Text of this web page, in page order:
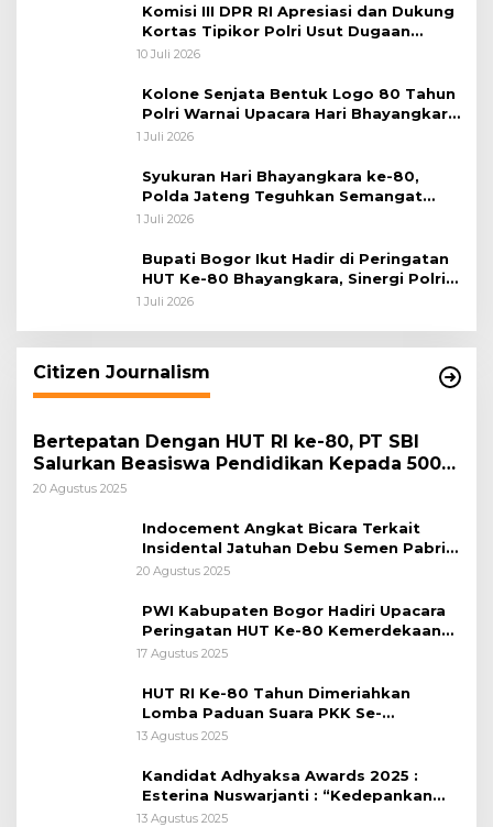
Komisi III DPR RI Apresiasi dan Dukung
Kortas Tipikor Polri Usut Dugaan
Korupsi Batu Bara
10 Juli 2026
Kolone Senjata Bentuk Logo 80 Tahun
Polri Warnai Upacara Hari Bhayangkara
ke-80
1 Juli 2026
Syukuran Hari Bhayangkara ke-80,
Polda Jateng Teguhkan Semangat
Pengabdian dan Pererat Kebersamaan
1 Juli 2026
Bupati Bogor Ikut Hadir di Peringatan
HUT Ke-80 Bhayangkara, Sinergi Polri
dan Pemkab Bogor Jadi Kunci Menjaga
1 Juli 2026
Citizen Journalism
Bertepatan Dengan HUT RI ke-80, PT SBI
Salurkan Beasiswa Pendidikan Kepada 500
Pelajar
20 Agustus 2025
Indocement Angkat Bicara Terkait
Insidental Jatuhan Debu Semen Pabrik
Citeureup
20 Agustus 2025
PWI Kabupaten Bogor Hadiri Upacara
Peringatan HUT Ke-80 Kemerdekaan
RI, di Lapangan Tegar Beriman
17 Agustus 2025
HUT RI Ke-80 Tahun Dimeriahkan
Lomba Paduan Suara PKK Se-
Kabupaten Bogor
13 Agustus 2025
Kandidat Adhyaksa Awards 2025 :
Esterina Nuswarjanti : “Kedepankan
Keadilan Restoratif Wujudkan
13 Agustus 2025